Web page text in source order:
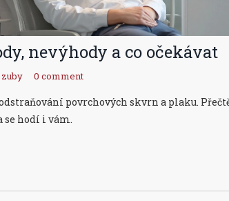
nevýhody a co očekávat
zuby 0 comment
povrchových skvrn a plaku.
se hodí i vám.